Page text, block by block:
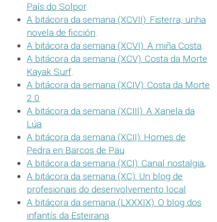
País do Solpor.
A bitácora da semana (XCVII): Fisterra, unha
novela de ficción.
A bitácora da semana (XCVI): A miña Costa.
A bitácora da semana (XCV): Costa da Morte
Kayak Surf.
A bitácora da semana (XCIV): Costa da Morte
2.0.
A bitácora da semana (XCIII): A Xanela da
Lúa.
A bitácora da semana (XCII): Homes de
Pedra en Barcos de Pau.
A bitácora da semana (XCI): Canal nostalgia,
A bitácora da semana (XC): Un blog de
profesionais do desenvolvemento local
A bitácora da semana (LXXXIX): O blog dos
infantís da Esteirana.